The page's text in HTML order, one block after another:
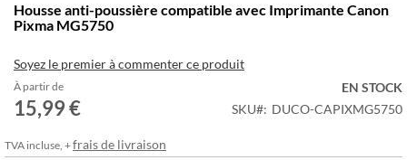
au
début
la
Galerie
d’images
Housse anti-poussière compatible avec Imprimante Canon
Pixma MG5750
Soyez le premier à commenter ce produit
À partir de
15,99 €
EN STOCK
SKU
DUCO-CAPIXMG5750
TVA incluse, +frais de livraison